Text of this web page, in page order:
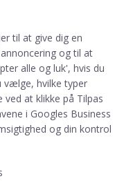
må
til
accepterer
Du
mails.
til at give dig en
og til at
alle og luk', hvis du
vælge, hvilke typer
ved at klikke på Tilpas
i Googles Business
og din kontrol